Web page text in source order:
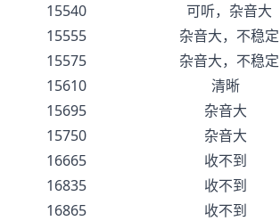
15540 可听，杂音大
15555 杂音大，不稳
15575 杂音大，不稳
15610 清晰
15695 杂音大 杂
15750 杂音大 杂
16665 收不到 可
16835 收不到 可
16865 收不到 可